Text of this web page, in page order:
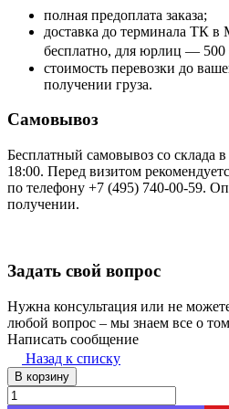
полная предоплата заказа;
доставка до терминала ТК
бесплатно, для юрлиц — 500
стоимость перевозки до
получении груза.
Самовывоз
Бесплатный самовывоз со склада
18:00. Перед визитом
по телефону +7 (495) 740-00-59.
получении.
Задать свой вопрос
Нужна консультация или не
любой вопрос – мы знаем все о
Написать сообщение
Назад к списку
В корзину